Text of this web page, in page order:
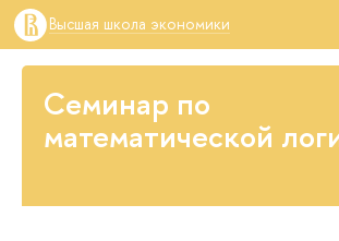
Высшая школа экономики
Семинар по
математической